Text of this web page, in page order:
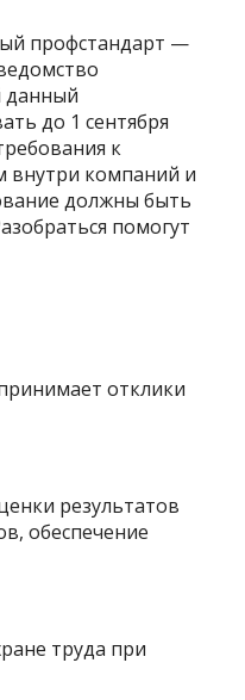
профстандарт —
данный
до 1 сентября
к
внутри компаний и
должны быть
помогут
отклики
результатов
обеспечение
труда при